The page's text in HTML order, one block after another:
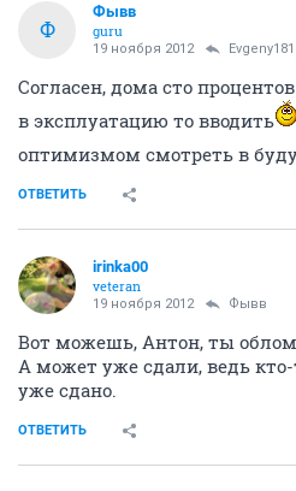
Ф
Фывв
guru
19 ноября 2012 Evgeny181
Согласен, дома сто
в эксплуатацию то вводить
оптимизмом смотреть в
ОТВЕТИТЬ
irinka00
veteran
19 ноября 2012 Фывв
Вот можешь, Антон, ты
А может уже сдали, ведь кто-
уже сдано.
ОТВЕТИТЬ